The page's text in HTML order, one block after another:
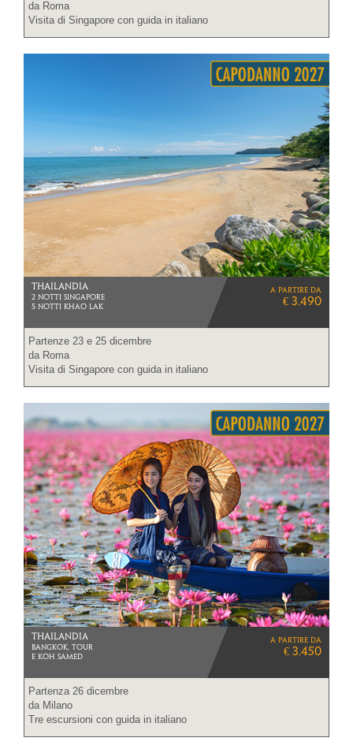
da Roma
Visita di Singapore con guida in italiano
THAILANDIA
2 NOTTI SINGAPORE
5 NOTTI KHAO LAK
a partire da
€ 3.490
Partenze 23 e 25 dicembre
da Roma
Visita di Singapore con guida in italiano
THAILANDIA
BANGKOK, TOUR
E KOH SAMED
a partire da
€ 3.450
Partenza 26 dicembre
da Milano
Tre escursioni con guida in italiano